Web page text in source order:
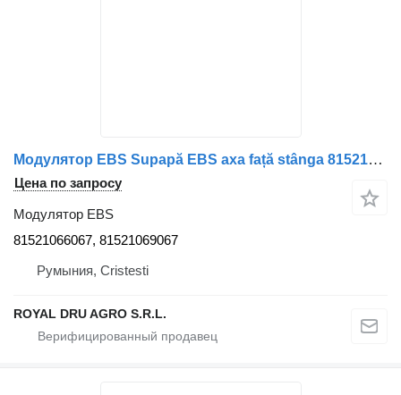
Модулятор EBS Supapă EBS axa față stânga 81521066067 для грузовика MAN 81521066067 / 81521069067
Цена по запросу
Модулятор EBS
81521066067, 81521069067
Румыния, Cristesti
ROYAL DRU AGRO S.R.L.